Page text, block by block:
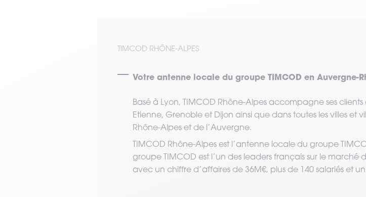
TIMCOD RHÔNE-ALPES
Votre antenne locale du groupe TIMCOD en Auvergne-
Basé à Lyon, TIMCOD Rhône-Alpes accompagne ses
Etienne, Grenoble et Dijon ainsi que dans toutes les villes et
Rhône-Alpes et de l’Auvergne.
TIMCOD Rhône-Alpes est l’antenne locale du groupe
groupe TIMCOD est l’un des leaders français sur le marché
avec un chiffre d’affaires de 36M€, plus de 140 salariés et